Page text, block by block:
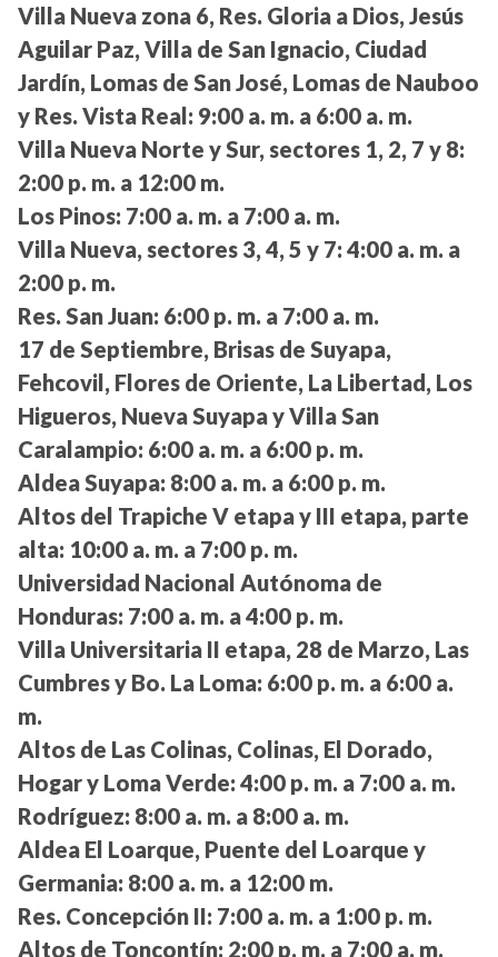
Villa Nueva zona 6, Res. Gloria a Dios, Jesús
Aguilar Paz, Villa de San Ignacio, Ciudad
Jardín, Lomas de San José, Lomas de Nauboo
y Res. Vista Real: 9:00 a. m. a 6:00 a. m.
Villa Nueva Norte y Sur, sectores 1, 2, 7 y 8:
2:00 p. m. a 12:00 m.
Los Pinos: 7:00 a. m. a 7:00 a. m.
Villa Nueva, sectores 3, 4, 5 y 7: 4:00 a. m. a
2:00 p. m.
Res. San Juan: 6:00 p. m. a 7:00 a. m.
17 de Septiembre, Brisas de Suyapa,
Fehcovil, Flores de Oriente, La Libertad, Los
Higueros, Nueva Suyapa y Villa San
Caralampio: 6:00 a. m. a 6:00 p. m.
Aldea Suyapa: 8:00 a. m. a 6:00 p. m.
Altos del Trapiche V etapa y III etapa, parte
alta: 10:00 a. m. a 7:00 p. m.
Universidad Nacional Autónoma de
Honduras: 7:00 a. m. a 4:00 p. m.
Villa Universitaria II etapa, 28 de Marzo, Las
Cumbres y Bo. La Loma: 6:00 p. m. a 6:00 a.
m.
Altos de Las Colinas, Colinas, El Dorado,
Hogar y Loma Verde: 4:00 p. m. a 7:00 a. m.
Rodríguez: 8:00 a. m. a 8:00 a. m.
Aldea El Loarque, Puente del Loarque y
Germania: 8:00 a. m. a 12:00 m.
Res. Concepción II: 7:00 a. m. a 1:00 p. m.
Altos de Toncontín: 2:00 p. m. a 7:00 a. m.